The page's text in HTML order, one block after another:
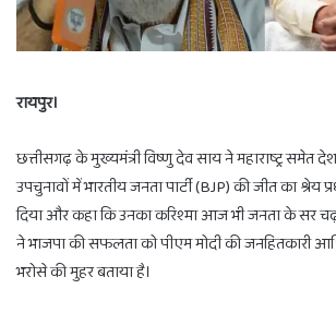
रायपुर।
छत्तीसगढ़ के मुख्यमंत्री विष्णु देव साय ने महाराष्ट्र समेत
उपचुनावों में भारतीय जनता पार्टी (BJP) की जीत का श्रेय
दिया और कहा कि उनका करिश्मा आज भी जनता के सर
ने भाजपा की सफलता को पीएम मोदी की जनहितकारी
भरोसे की मुहर बताया है।